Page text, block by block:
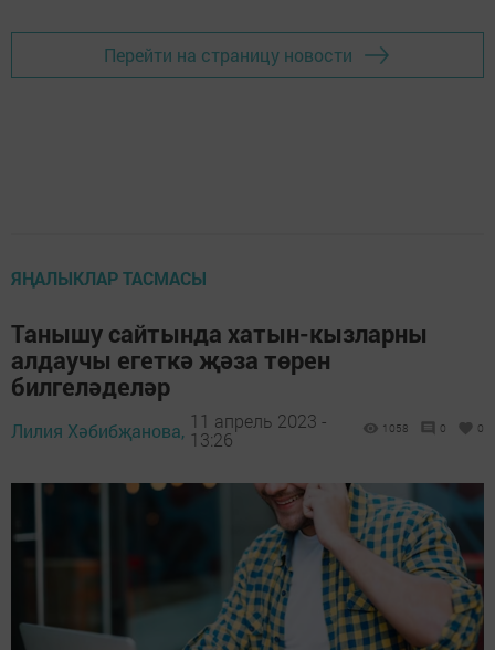
Перейти на страницу новости
ЯҢАЛЫКЛАР ТАСМАСЫ
Танышу сайтында хатын-кызларны
алдаучы егеткә җәза төрен
билгеләделәр
Лилия Хәбибҗанова, 11 апрель 2023 -
13:26
1058 0 0